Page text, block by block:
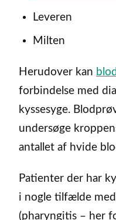
Leveren
Milten
Herudover kan
forbindelse med
kyssesyge.
undersøge
antallet af hvide
Patienter der har
i nogle tilfælde
(pharyngitis – her